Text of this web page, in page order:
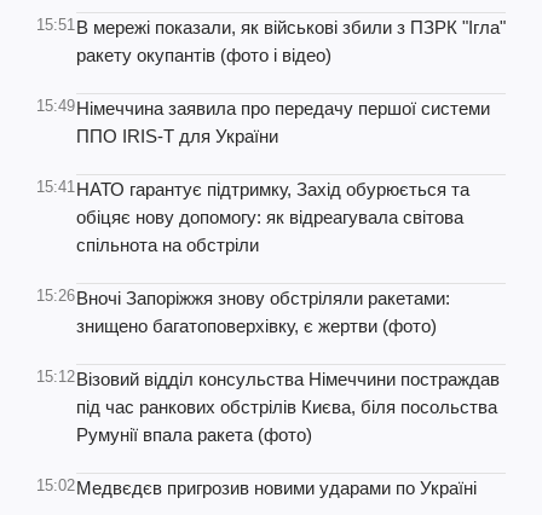
15:51В мережі показали, як військові збили з ПЗРК "Ігла"
ракету окупантів (фото і відео)
15:49Німеччина заявила про передачу першої системи
ППО IRIS-T для України
15:41НАТО гарантує підтримку, Захід обурюється та
обіцяє нову допомогу: як відреагувала світова
спільнота на обстріли
15:26Вночі Запоріжжя знову обстріляли ракетами:
знищено багатоповерхівку, є жертви (фото)
15:12Візовий відділ консульства Німеччини постраждав
під час ранкових обстрілів Києва, біля посольства
Румунії впала ракета (фото)
15:02Медвєдєв пригрозив новими ударами по Україні